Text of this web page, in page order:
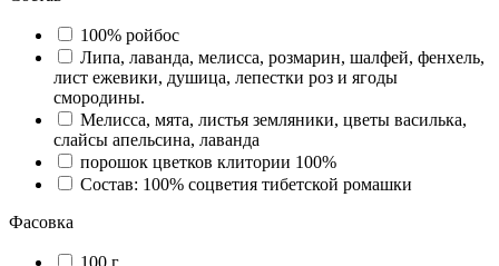
100% ройбос
Липа, лаванда, мелисса, розмарин, шалфей, фенхель,
лист ежевики, душица, лепестки роз и ягоды
смородины.
Мелисса, мята, листья земляники, цветы василька,
слайсы апельсина, лаванда
порошок цветков клитории 100%
Состав: 100% соцветия тибетской ромашки
Фасовка
100 г